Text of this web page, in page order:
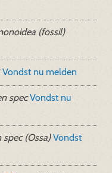
(fossil)
Vondst nu melden
spec Vondst nu
spec (Ossa) Vondst